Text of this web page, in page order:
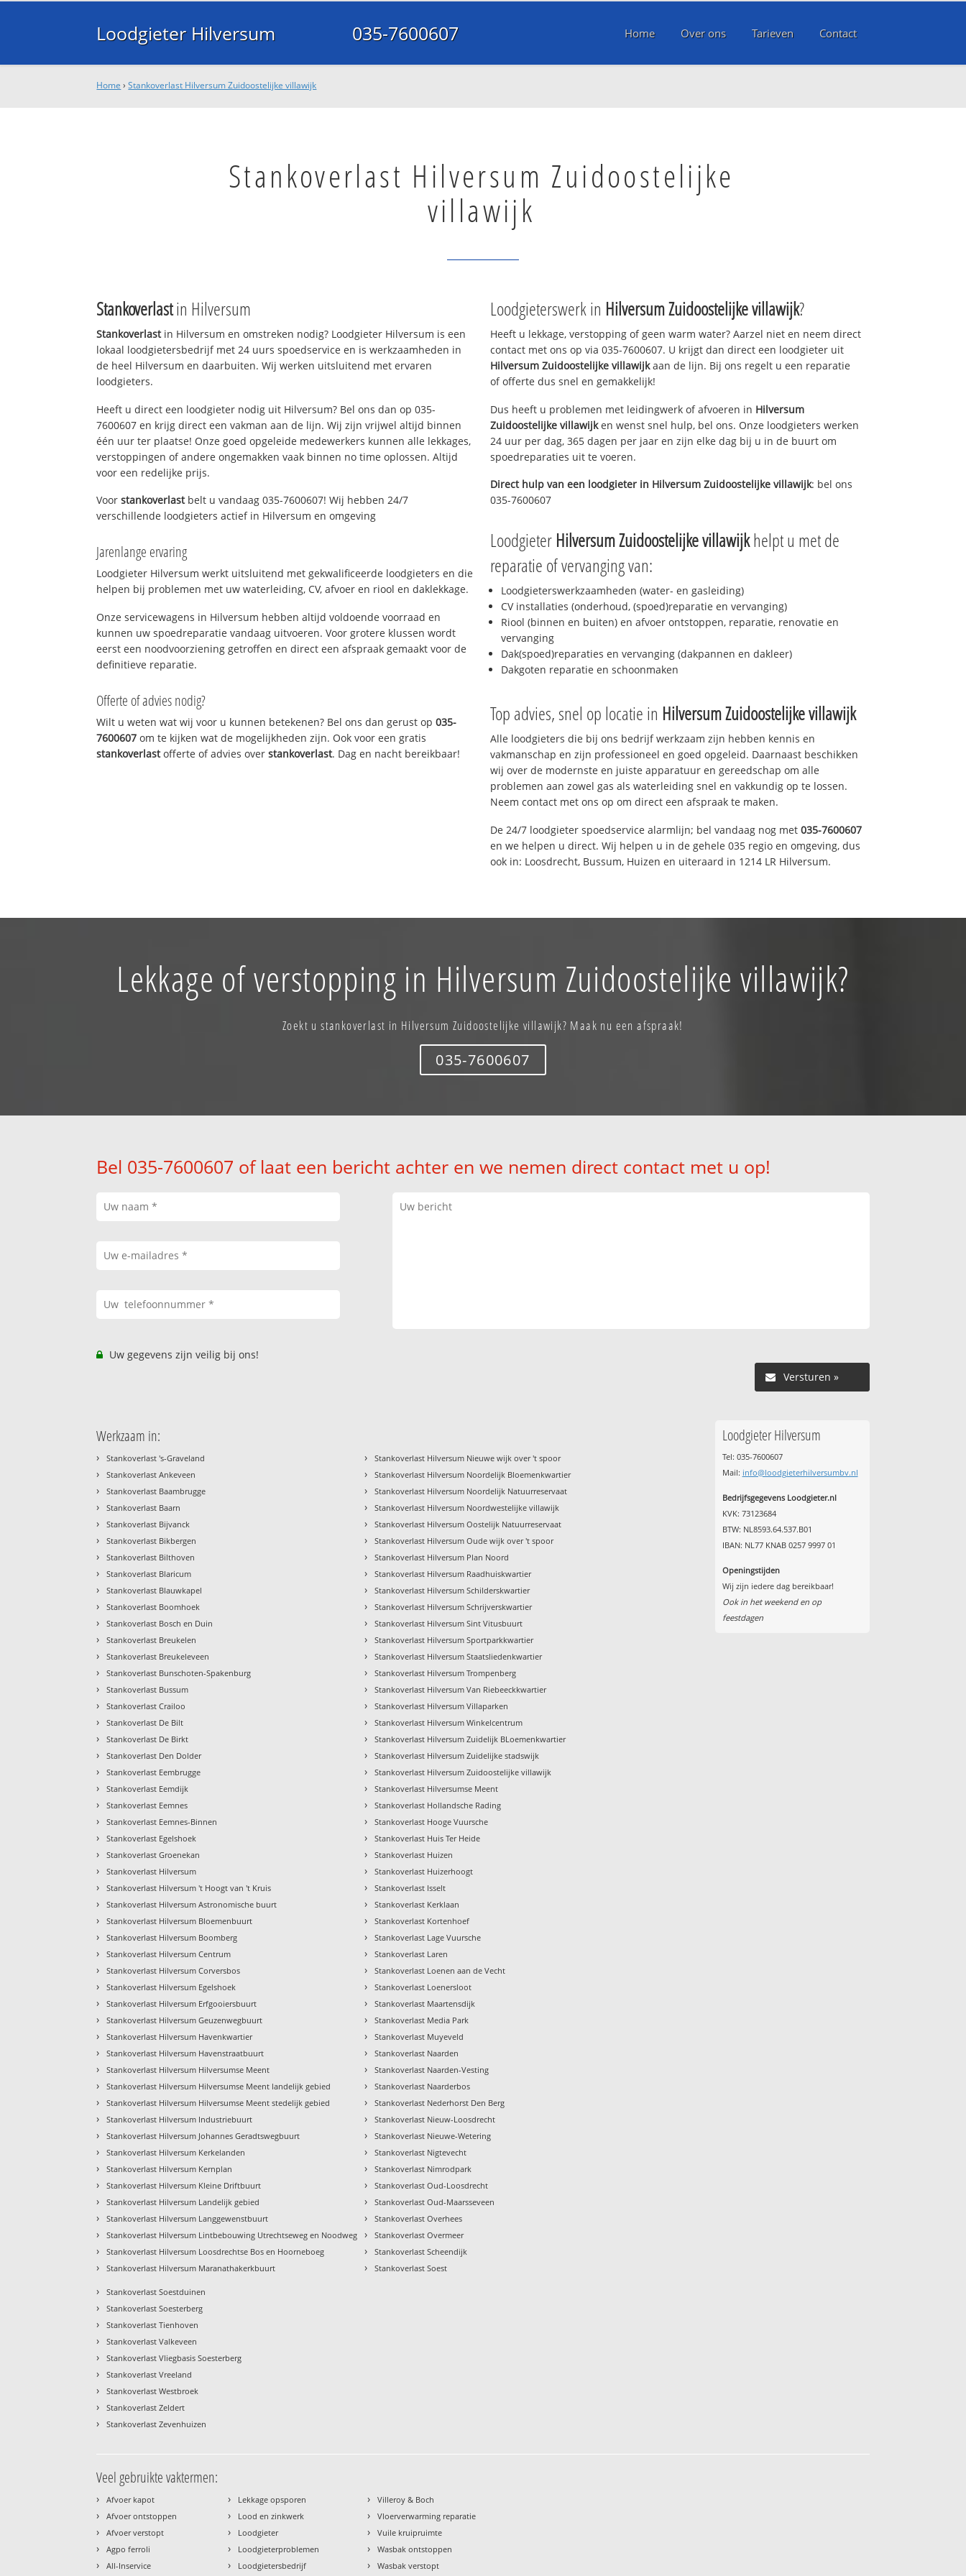
Loodgieter Hilversum 035-7600607 Home Over ons Tarieven Contact
Home ›Stankoverlast Hilversum Zuidoostelijke villawijk
Stankoverlast Hilversum Zuidoostelijke
villawijk
Stankoverlastin Hilversum
Stankoverlastin Hilversum en omstreken nodig? Loodgieter Hilversum is een
lokaal loodgietersbedrijf met 24 uurs spoedservice en is werkzaamheden in
de heel Hilversum en daarbuiten. Wij werken uitsluitend met ervaren
loodgieters.
Heeft u direct een loodgieter nodig uit Hilversum? Bel ons dan op 035-
7600607 en krijg direct een vakman aan de lijn. Wij zijn vrijwel altijd binnen
één uur ter plaatse! Onze goed opgeleide medewerkers kunnen alle lekkages,
verstoppingen of andere ongemakken vaak binnen no time oplossen. Altijd
voor een redelijke prijs.
Voorstankoverlastbelt u vandaag 035-7600607! Wij hebben 24/7
verschillende loodgieters actief in Hilversum en omgeving
Jarenlange ervaring
Loodgieter Hilversum werkt uitsluitend met gekwalificeerde loodgieters en die
helpen bij problemen met uw waterleiding, CV, afvoer en riool en daklekkage.
Onze servicewagens in Hilversum hebben altijd voldoende voorraad en
kunnen uw spoedreparatie vandaag uitvoeren. Voor grotere klussen wordt
eerst een noodvoorziening getroffen en direct een afspraak gemaakt voor de
definitieve reparatie.
Offerte of advies nodig?
Wilt u weten wat wij voor u kunnen betekenen? Bel ons dan gerust op035-
7600607 om te kijken wat de mogelijkheden zijn. Ook voor een gratis
stankoverlastofferte of advies overstankoverlast. Dag en nacht bereikbaar!
Loodgieterswerk in Hilversum Zuidoostelijke villawijk?
Heeft u lekkage, verstopping of geen warm water? Aarzel niet en neem direct
contact met ons op via 035-7600607. U krijgt dan direct een loodgieter uit
Hilversum Zuidoostelijke villawijkaan de lijn. Bij ons regelt u een reparatie
of offerte dus snel en gemakkelijk!
Dus heeft u problemen met leidingwerk of afvoeren in Hilversum
Zuidoostelijke villawijken wenst snel hulp, bel ons. Onze loodgieters werken
24 uur per dag, 365 dagen per jaar en zijn elke dag bij u in de buurt om
spoedreparaties uit te voeren.
Direct hulp van een loodgieter in Hilversum Zuidoostelijke villawijk: bel ons
035-7600607
Loodgieter Hilversum Zuidoostelijke villawijkhelpt u met de
reparatie of vervanging van:
Loodgieterswerkzaamheden (water- en gasleiding)
CV installaties (onderhoud, (spoed)reparatie en vervanging)
Riool (binnen en buiten) en afvoer ontstoppen, reparatie, renovatie en
vervanging
Dak(spoed)reparaties en vervanging (dakpannen en dakleer)
Dakgoten reparatie en schoonmaken
Top advies, snel op locatie in Hilversum Zuidoostelijke villawijk
Alle loodgieters die bij ons bedrijf werkzaam zijn hebben kennis en
vakmanschap en zijn professioneel en goed opgeleid. Daarnaast beschikken
wij over de modernste en juiste apparatuur en gereedschap om alle
problemen aan zowel gas als waterleiding snel en vakkundig op te lossen.
Neem contact met ons op om direct een afspraak te maken.
De 24/7 loodgieter spoedservice alarmlijn; bel vandaag nog met 035-7600607
en we helpen u direct. Wij helpen u in de gehele 035 regio en omgeving, dus
ook in: Loosdrecht, Bussum, Huizen en uiteraard in 1214 LR Hilversum.
Lekkage of verstopping in Hilversum Zuidoostelijke villawijk?
Zoekt u stankoverlast in Hilversum Zuidoostelijke villawijk? Maak nu een afspraak!
035-7600607
Bel 035-7600607 of laat een bericht achter en we nemen direct contact met u op!
Uw gegevens zijn veilig bij ons!
Versturen »
Werkzaam in:
› Stankoverlast 's-Graveland
› Stankoverlast Ankeveen
› Stankoverlast Baambrugge
› Stankoverlast Baarn
› Stankoverlast Bijvanck
› Stankoverlast Bikbergen
› Stankoverlast Bilthoven
› Stankoverlast Blaricum
› Stankoverlast Blauwkapel
› Stankoverlast Boomhoek
› Stankoverlast Bosch en Duin
› Stankoverlast Breukelen
› Stankoverlast Breukeleveen
› Stankoverlast Bunschoten-Spakenburg
› Stankoverlast Bussum
› Stankoverlast Crailoo
› Stankoverlast De Bilt
› Stankoverlast De Birkt
› Stankoverlast Den Dolder
› Stankoverlast Eembrugge
› Stankoverlast Eemdijk
› Stankoverlast Eemnes
› Stankoverlast Eemnes-Binnen
› Stankoverlast Egelshoek
› Stankoverlast Groenekan
› Stankoverlast Hilversum
› Stankoverlast Hilversum 't Hoogt van 't Kruis
› Stankoverlast Hilversum Astronomische buurt
› Stankoverlast Hilversum Bloemenbuurt
› Stankoverlast Hilversum Boomberg
› Stankoverlast Hilversum Centrum
› Stankoverlast Hilversum Corversbos
› Stankoverlast Hilversum Egelshoek
› Stankoverlast Hilversum Erfgooiersbuurt
› Stankoverlast Hilversum Geuzenwegbuurt
› Stankoverlast Hilversum Havenkwartier
› Stankoverlast Hilversum Havenstraatbuurt
› Stankoverlast Hilversum Hilversumse Meent
› Stankoverlast Hilversum Hilversumse Meent landelijk gebied
› Stankoverlast Hilversum Hilversumse Meent stedelijk gebied
› Stankoverlast Hilversum Industriebuurt
› Stankoverlast Hilversum Johannes Geradtswegbuurt
› Stankoverlast Hilversum Kerkelanden
› Stankoverlast Hilversum Kernplan
› Stankoverlast Hilversum Kleine Driftbuurt
› Stankoverlast Hilversum Landelijk gebied
› Stankoverlast Hilversum Langgewenstbuurt
› Stankoverlast Hilversum Lintbebouwing Utrechtseweg en Noodweg
› Stankoverlast Hilversum Loosdrechtse Bos en Hoorneboeg
› Stankoverlast Hilversum Maranathakerkbuurt
› Stankoverlast Hilversum Nieuwe wijk over 't spoor
› Stankoverlast Hilversum Noordelijk Bloemenkwartier
› Stankoverlast Hilversum Noordelijk Natuurreservaat
› Stankoverlast Hilversum Noordwestelijke villawijk
› Stankoverlast Hilversum Oostelijk Natuurreservaat
› Stankoverlast Hilversum Oude wijk over 't spoor
› Stankoverlast Hilversum Plan Noord
› Stankoverlast Hilversum Raadhuiskwartier
› Stankoverlast Hilversum Schilderskwartier
› Stankoverlast Hilversum Schrijverskwartier
› Stankoverlast Hilversum Sint Vitusbuurt
› Stankoverlast Hilversum Sportparkkwartier
› Stankoverlast Hilversum Staatsliedenkwartier
› Stankoverlast Hilversum Trompenberg
› Stankoverlast Hilversum Van Riebeeckkwartier
› Stankoverlast Hilversum Villaparken
› Stankoverlast Hilversum Winkelcentrum
› Stankoverlast Hilversum Zuidelijk BLoemenkwartier
› Stankoverlast Hilversum Zuidelijke stadswijk
› Stankoverlast Hilversum Zuidoostelijke villawijk
› Stankoverlast Hilversumse Meent
› Stankoverlast Hollandsche Rading
› Stankoverlast Hooge Vuursche
› Stankoverlast Huis Ter Heide
› Stankoverlast Huizen
› Stankoverlast Huizerhoogt
› Stankoverlast Isselt
› Stankoverlast Kerklaan
› Stankoverlast Kortenhoef
› Stankoverlast Lage Vuursche
› Stankoverlast Laren
› Stankoverlast Loenen aan de Vecht
› Stankoverlast Loenersloot
› Stankoverlast Maartensdijk
› Stankoverlast Media Park
› Stankoverlast Muyeveld
› Stankoverlast Naarden
› Stankoverlast Naarden-Vesting
› Stankoverlast Naarderbos
› Stankoverlast Nederhorst Den Berg
› Stankoverlast Nieuw-Loosdrecht
› Stankoverlast Nieuwe-Wetering
› Stankoverlast Nigtevecht
› Stankoverlast Nimrodpark
› Stankoverlast Oud-Loosdrecht
› Stankoverlast Oud-Maarsseveen
› Stankoverlast Overhees
› Stankoverlast Overmeer
› Stankoverlast Scheendijk
› Stankoverlast Soest
› Stankoverlast Soestduinen
› Stankoverlast Soesterberg
› Stankoverlast Tienhoven
› Stankoverlast Valkeveen
› Stankoverlast Vliegbasis Soesterberg
› Stankoverlast Vreeland
› Stankoverlast Westbroek
› Stankoverlast Zeldert
› Stankoverlast Zevenhuizen
Loodgieter Hilversum
Tel: 035-7600607
Mail: info@loodgieterhilversumbv.nl
Bedrijfsgegevens Loodgieter.nl
KVK: 73123684
BTW: NL8593.64.537.B01
IBAN: NL77 KNAB 0257 9997 01
Openingstijden
Wij zijn iedere dag bereikbaar!
Ook in het weekend en op
feestdagen
Veel gebruikte vaktermen:
› Afvoer kapot
› Afvoer ontstoppen
› Afvoer verstopt
› Agpo ferroli
› All-Inservice
› Lekkage opsporen
› Lood en zinkwerk
› Loodgieter
› Loodgieterproblemen
› Loodgietersbedrijf
› Villeroy & Boch
› Vloerverwarming reparatie
› Vuile kruipruimte
› Wasbak ontstoppen
› Wasbak verstopt